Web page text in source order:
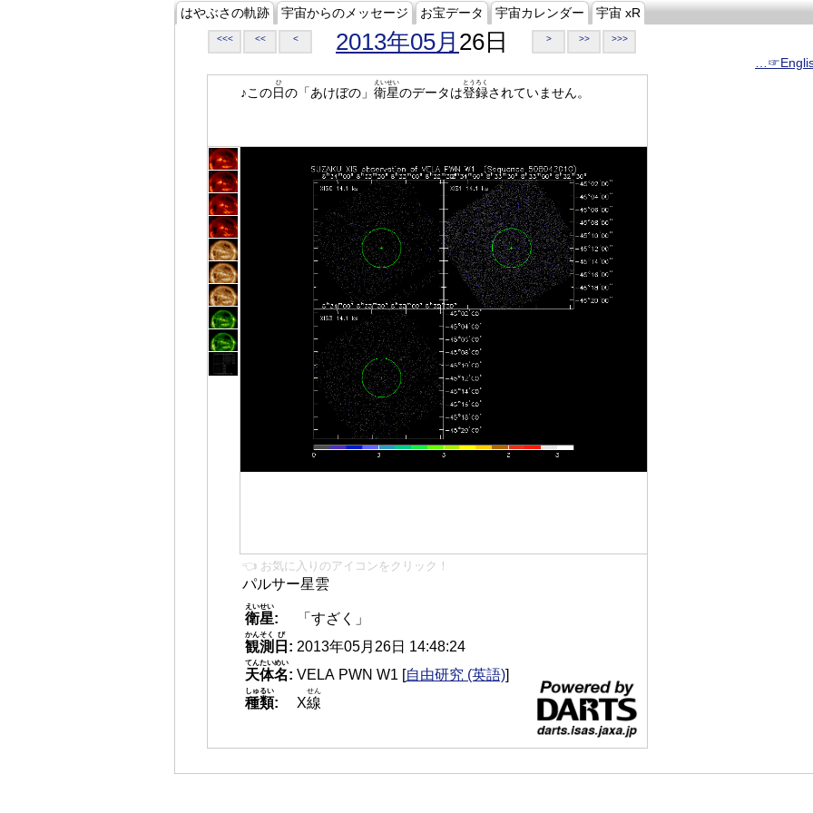
はやぶさの軌跡 宇宙からのメッセージ お宝データ 宇宙カレンダー 宇宙 xR
<<< << < 2013年05月 26日 > >> >>>
♪この日
ひ
の「あけぼの」 衛星
えいせい
のデータは登録
とうろく
されていません。
👈 お気に入りのアイコンをクリック！
パルサー星雲
衛星
えいせい
:
「すざく」
観測
かんそく
日
び
: 2013年05月26日 14:48:24
天体名
てんたいめい
: VELA PWN W1 [自由研究 (英語)]
種類
しゅるい
: X線
せん